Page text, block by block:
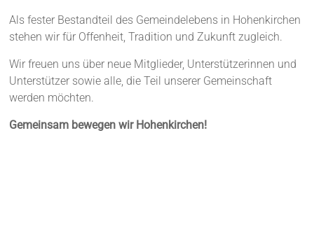
Als fester Bestandteil des Gemeindelebens in Hohenkirchen
stehen wir für Offenheit, Tradition und Zukunft zugleich.
Wir freuen uns über neue Mitglieder, Unterstützerinnen und
Unterstützer sowie alle, die Teil unserer Gemeinschaft
werden möchten.
Gemeinsam bewegen wir Hohenkirchen!